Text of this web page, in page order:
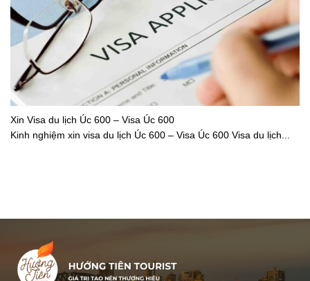
Xin Visa du lịch Úc 600 – Visa Úc 600
Kinh nghiệm xin visa du lịch Úc 600 – Visa Úc 600 Visa du lịch...